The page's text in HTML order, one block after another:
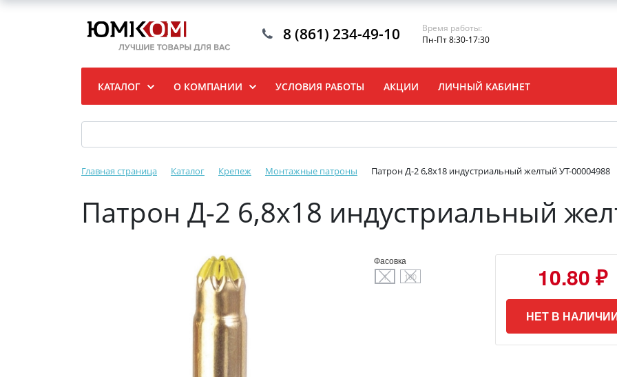
8 (861) 234-49-10
Время работы:
Пн-Пт 8:30-17:30
КАТАЛОГ О КОМПАНИИ УСЛОВИЯ РАБОТЫ АКЦИИ ЛИЧНЫЙ КАБИНЕТ
Главная страница Каталог Крепеж Монтажные патроны Патрон Д-2 6,8х18 индустриальный желтый УТ-00004988
Патрон Д-2 6,8х18 индустриальный
Фасовка
1 100 10.80 ₽
НЕТ В